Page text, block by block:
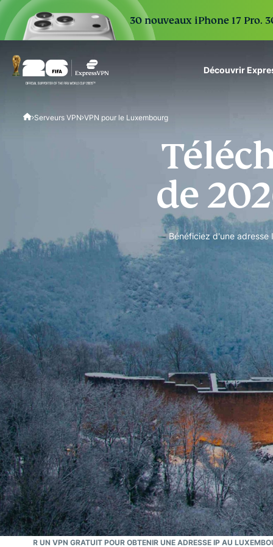
30 nouveaux iPhone 17
Découvrir
scale.
Serveurs VPN VPN pour le Luxembourg
de
Bénéficiez d'une
Le VPN N°1
Meilleur VPN pour le
Luxembourg
UTILISER UN VPN GRATUIT POUR OBTENIR UNE ADRESSE IP AU